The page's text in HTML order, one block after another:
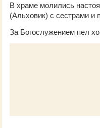
В храме молились
(Альховик) с сестрами и
За Богослужением пел